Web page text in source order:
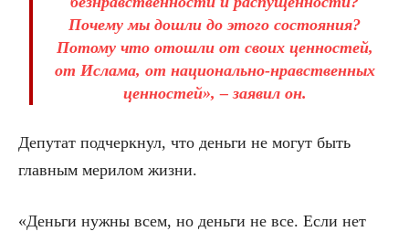
Почему мы дошли до этого состояния?
Потому что отошли от своих ценностей,
от Ислама, от национально-нравственных
ценностей», – заявил он.
Депутат подчеркнул, что деньги не могут быть
главным мерилом жизни.
«Деньги нужны всем, но деньги не все. Если нет